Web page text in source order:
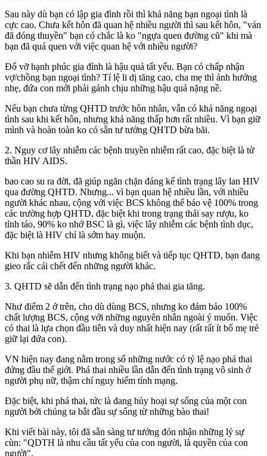
Sau này dù bạn có lập gia đình rồi thì khả năng bạn ngoại tình là
cực cao. Chưa kết hôn đã quan hệ nhiều người thì sau kết hôn, "ván
đã đóng thuyền" bạn có chắc là ko "ngựa quen đường cũ" khi mà
bạn đã quá quen với việc quan hệ với nhiều người?
Đổ vỡ hạnh phúc gia đình là hậu quả tất yếu. Bạn có chấp nhận
vợ/chồng bạn ngoại tình? Tỉ lệ li dị tăng cao, cha mẹ thì ảnh hưởng
nhẹ, đứa con mới phải gánh chịu những hậu quả nặng nề.
Nếu bạn chưa từng QHTD trước hôn nhân, vẫn có khả năng ngoại
tình sau khi kết hôn, nhưng khả năng thấp hơn rất nhiều. Vì bạn giữ
mình và hoàn toàn ko có sẵn tư tưởng QHTD bừa bãi.
2. Nguy cơ lây nhiễm các bệnh truyền nhiễm rất cao, đặc biệt là tử
thần HIV AIDS.
ba‌ּo ca‌ּo s‌ּu ra đời, đã giúp ngăn chặn đáng kể tình trạng lây lan HIV
qua đường QHTD. Nhưng... vì bạn quan hệ nhiều lần, với nhiều
người khác nhau, cộng với việc BC‌ּS không thể bảo vệ 100% trong
các trường hợp QHTD, đặc biệt khi trong trạng thái say rượu, ko
tỉnh táo, 90% ko nhớ BSC là gì, việc lây nhiễm các bệnh tình dục,
đặc biệt là HIV chỉ là sớm hay muộn.
Khi bạn nhiễm HIV nhưng không biết và tiếp tục QHTD, bạn đang
gieo rắc cái chết đến những người khác.
3. QHTD sẽ dẫn đến tình trạng nạo phá thai gia tăng.
Như điểm 2 ở trên, cho dù dùng BCS, nhưng ko đảm bảo 100%
chất lượng BCS, cộng với những nguyên nhân ngoài ý muốn. Việc
có thai là lựa chọn đầu tiên và duy nhất hiện nay (rất rất ít bố mẹ trẻ
giữ lại đứa con).
VN hiện nay đang nằm trong số những nước có tỷ lệ nạo phá thai
đứng đầu thế giới. Phá thai nhiều lần dẫn đến tình trạng vô sinh ở
người phụ nữ, thậm chí nguy hiểm tính mạng.
Đặc biệt, khi phá thai, tức là đang hủy hoại sự sống của một con
người bởi chúng ta bắt đầu sự sống từ những bào thai!
Khi viết bài này, tôi đã sẵn sàng tư tưởng đón nhận những lý sự
cùn: "QDTH là nhu cầu tất yếu của con người, là quyền của con
người".